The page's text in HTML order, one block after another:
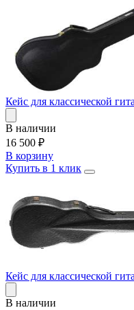
Кейс для классической
В наличии
16 500 ₽
В корзину
Купить в 1 клик
Кейс для классической
В наличии